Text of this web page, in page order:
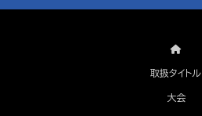
取扱タイトル
大会